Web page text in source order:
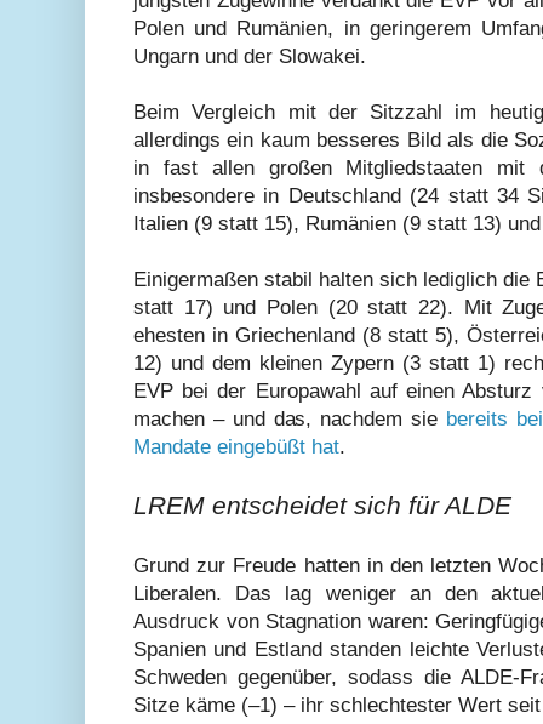
Polen und Rumänien, in geringerem
Ungarn und der Slowakei.
Beim Vergleich mit der Sitzzahl im
allerdings ein kaum besseres Bild als die
in fast allen großen Mitgliedstaaten mit
insbesondere in Deutschland (24 statt 34
Italien (9 statt 15), Rumänien (9 statt 13)
Einigermaßen stabil halten sich lediglich die
statt 17) und Polen (20 statt 22). Mit
ehesten in Griechenland (8 statt 5),
12) und dem kleinen Zypern (3 statt 1)
EVP bei der Europawahl auf einen
machen – und das, nachdem sie bereits
Mandate eingebüßt hat.
LREM entscheidet sich für ALDE
Grund zur Freude hatten in den letzten
Liberalen. Das lag weniger an den
Ausdruck von Stagnation waren:
Spanien und Estland standen leichte
Schweden gegenüber, sodass die ALDE-
Sitze käme (–1) – ihr schlechtester Wert